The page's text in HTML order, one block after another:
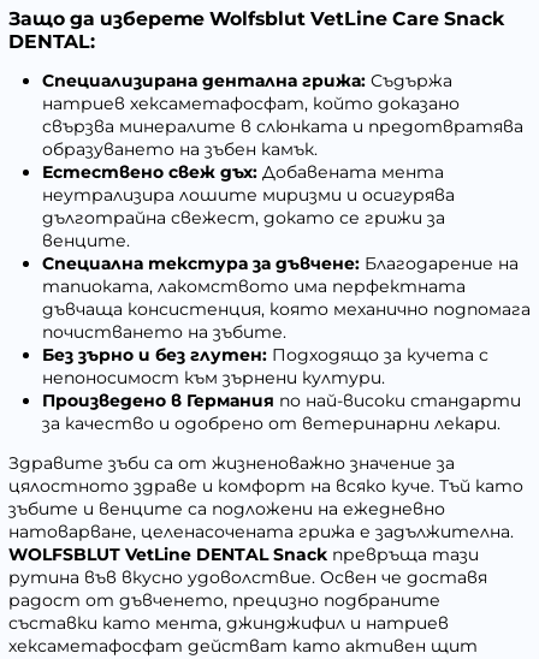
Защо да изберете Wolfsblut VetLine Care Snack
DENTAL:
Специализирана дентална грижа: Съдържа
натриев хексаметафосфат, който доказано
свързва минералите в слюнката и предотвратява
образуването на зъбен камък.
Естествено свеж дъх: Добавената мента
неутрализира лошите миризми и осигурява
дълготрайна свежест, докато се грижи за
венците.
Специална текстура за дъвчене: Благодарение на
тапиоката, лакомството има перфектната
дъвчаща консистенция, която механично подпомага
почистването на зъбите.
Без зърно и без глутен: Подходящо за кучета с
непоносимост към зърнени култури.
Произведено в Германия по най-високи стандарти
за качество и одобрено от ветеринарни лекари.
Здравите зъби са от жизненоважно значение за
цялостното здраве и комфорт на всяко куче. Тъй като
зъбите и венците са подложени на ежедневно
натоварване, целенасочената грижа е задължителна.
WOLFSBLUT VetLine DENTAL Snack превръща тази
рутина във вкусно удоволствие. Освен че доставя
радост от дъвченето, прецизно подбраните
съставки като мента, джинджифил и натриев
хексаметафосфат действат като активен щит